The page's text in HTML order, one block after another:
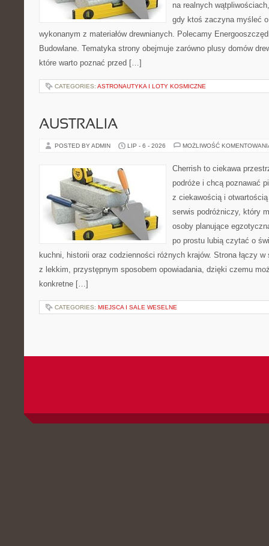
na realnych
gdy ktoś zaczyna myśleć o
wykonanym z materiałów drewnianych. Polecamy
Budowlane. Tematyka strony obejmuje zarówno plusy domów
które warto poznać przed […]
CATEGORIES: ASTRONAUTYKA I LOTY KOSMICZNE
AUSTRALIA
POSTED BY ADMIN LIP - 6 - 2026 MOŻLIWOŚĆ
Cherrish to ciekawa
podróże i chcą poznawać
z ciekawością i
serwis podróżniczy, który
osoby planujące
po prostu lubią czytać o
kuchni, historii oraz codzienności różnych krajów. Strona łączy
z lekkim, przystępnym sposobem opowiadania, dzięki czemu
konkretne […]
CATEGORIES: MIEJSCA I SALE WESELNE